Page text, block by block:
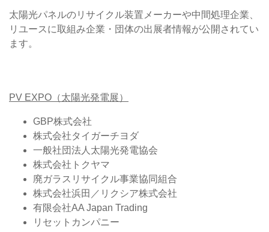
太陽光パネルのリサイクル装置メーカーや中間処理企業、
リユースに取組み企業・団体の出展者情報が公開されてい
ます。
PV EXPO（太陽光発電展）
GBP株式会社
株式会社タイガーチヨダ
一般社団法人太陽光発電協会
株式会社トクヤマ
廃ガラスリサイクル事業協同組合
株式会社浜田／リクシア株式会社
有限会社AA Japan Trading
リセットカンパニー